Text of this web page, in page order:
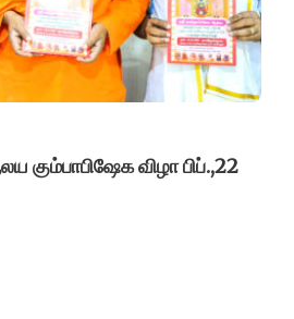
கும்பாபிஷேக விழா பிப்.,22